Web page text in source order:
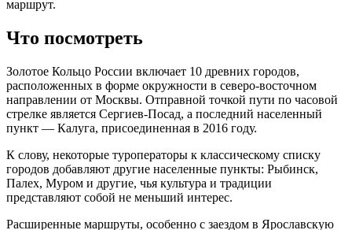
маршрут.
Что посмотреть
Золотое Кольцо России включает 10 древних городов,
расположенных в форме окружности в северо-восточном
направлении от Москвы. Отправной точкой пути по часовой
стрелке является Сергиев-Посад, а последний населенный
пункт — Калуга, присоединенная в 2016 году.
К слову, некоторые туроператоры к классическому списку
городов добавляют другие населенные пункты: Рыбинск,
Палех, Муром и другие, чья культура и традиции
представляют собой не меньший интерес.
Расширенные маршруты, особенно с заездом в Ярославскую